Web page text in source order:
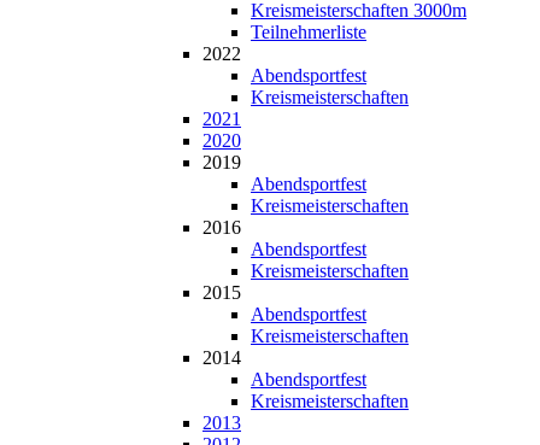
Kreismeisterschaften 3000m
Teilnehmerliste
2022
Abendsportfest
Kreismeisterschaften
2021
2020
2019
Abendsportfest
Kreismeisterschaften
2016
Abendsportfest
Kreismeisterschaften
2015
Abendsportfest
Kreismeisterschaften
2014
Abendsportfest
Kreismeisterschaften
2013